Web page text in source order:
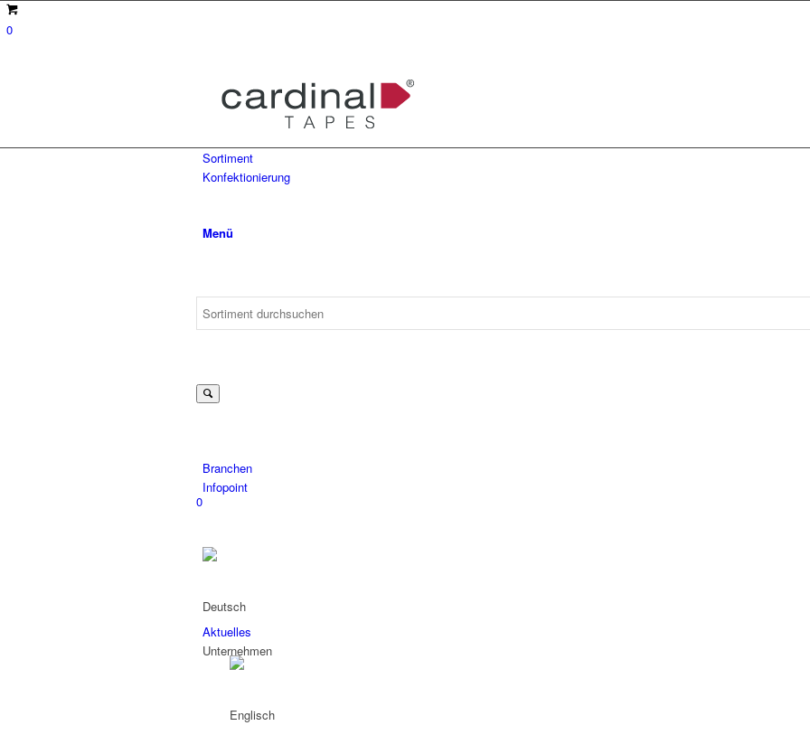
0
Menü
0
Sortiment
Konfektionierung
Branchen
Infopoint
Aktuelles
Unternehmen